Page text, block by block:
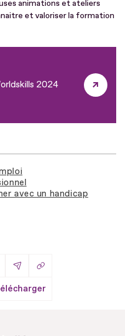
animations et ateliers
et valoriser la formation
2024
avec un handicap
sur X sur LinkedIn
Partager par Email
Copier le lien